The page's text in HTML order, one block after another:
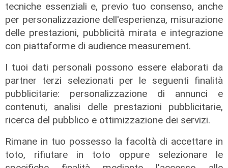
tecniche essenziali e, previo tuo consenso, anche
per personalizzazione dell'esperienza, misurazione
delle prestazioni, pubblicità mirata e integrazione
con piattaforme di audience measurement.
I tuoi dati personali possono essere elaborati da
partner terzi selezionati per le seguenti finalità
pubblicitarie: personalizzazione di annunci e
contenuti, analisi delle prestazioni pubblicitarie,
ricerca del pubblico e ottimizzazione dei servizi.
Rimane in tuo possesso la facoltà di accettare in
toto, rifiutare in toto oppure selezionare le
Il programma
Energia, il
Progetto
Eolico offshore,